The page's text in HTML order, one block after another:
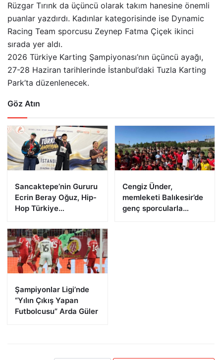
Rüzgar Tırınk da üçüncü olarak takım hanesine önemli
puanlar yazdırdı. Kadınlar kategorisinde ise Dynamic
Racing Team sporcusu Zeynep Fatma Çiçek ikinci
sırada yer aldı.
2026 Türkiye Karting Şampiyonası’nın üçüncü ayağı,
27-28 Haziran tarihlerinde İstanbul’daki Tuzla Karting
Park’ta düzenlenecek.
Göz Atın
Sancaktepe’nin Gururu
Ecrin Beray Oğuz, Hip-
Hop Türkiye
Zirveye Çıktı
Cengiz Ünder,
memleketi Balıkesir’de
genç sporcularla
Şampiyonlar Ligi’nde
“Yılın Çıkış Yapan
Futbolcusu” Arda Güler